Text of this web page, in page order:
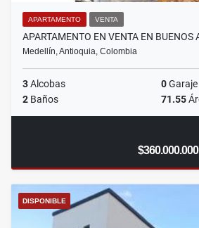
APARTAMENTO VENTA
APARTAMENTO EN VENTA EN BUENOS
Medellín, Antioquia, Colombia
3Alcobas 0Garaje
2 Baños 71.55
$360.000.000
DISPONIBLE